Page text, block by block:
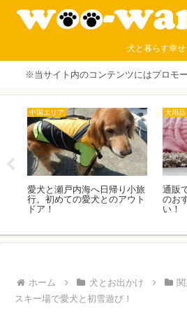
犬と暮らす幸せ
※当サイト内のコンテンツにはプロモ
犬種
ラブラドールレトリバーの性
格や病気のことなど飼い主さ
んに聞きました|リリー編
中部エ
我が
レオ
のど
ホーム 犬とお出かけ
スキー場で愛犬と初雪遊び！